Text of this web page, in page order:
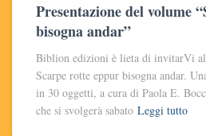
Presentazione del volume
bisogna andar”
Biblion edizioni è lieta di invitarVi
Scarpe rotte eppur bisogna andar.
in 30 oggetti, a cura di Paola E.
che si svolgerà sabato Leggi tutto